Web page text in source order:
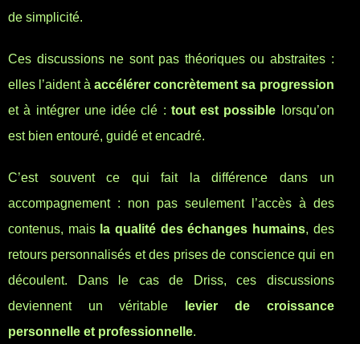
de simplicité.
Ces discussions ne sont pas théoriques ou abstraites :
elles l’aident àaccélérer concrètement sa progression
et à intégrer une idée clé : tout est possible lorsqu’on
est bien entouré, guidé et encadré.
C’est souvent ce qui fait la différence dans un
accompagnement : non pas seulement l’accès à des
contenus, mais la qualité des échanges humains, des
retours personnalisés et des prises de conscience qui en
découlent. Dans le cas de Driss, ces discussions
deviennent un véritable
levier de croissance
personnelle et professionnelle.